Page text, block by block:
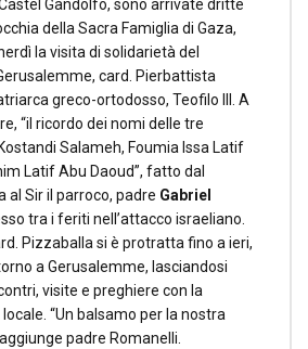
Gandolfo, sono arrivate dritte
della Sacra Famiglia di Gaza,
la visita di solidarietà del
card. Pierbattista
greco-ortodosso, Teofilo III. A
“il ricordo dei nomi delle tre
Salameh, Foumia Issa Latif
Latif Abu Daoud”, fatto dal
al Sir il parroco, padre Gabriel
tra i feriti nell’attacco israeliano.
Pizzaballa si è protratta fino a ieri,
a Gerusalemme, lasciandosi
visite e preghiere con la
“Un balsamo per la nostra
padre Romanelli.